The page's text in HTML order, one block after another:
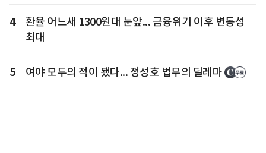
4
환율 어느새 1300원대 눈앞... 금융위기 이후 변동성
최대
5 여야 모두의 적이 됐다... 정성호 법무의 딜레마